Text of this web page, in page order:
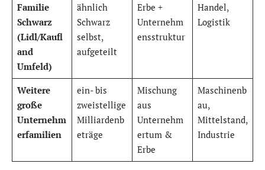
Familie
Schwarz
(Lidl/Kaufl
and
Umfeld)
ähnlich
Schwarz
selbst,
aufgeteilt
Erbe +
Unternehm
ensstruktur
Handel,
Logistik
Weitere
große
Unternehm
erfamilien
ein- bis
zweistellige
Milliardenb
eträge
Mischung
aus
Unternehm
ertum &
Erbe
Maschinenb
au,
Mittelstand,
Industrie